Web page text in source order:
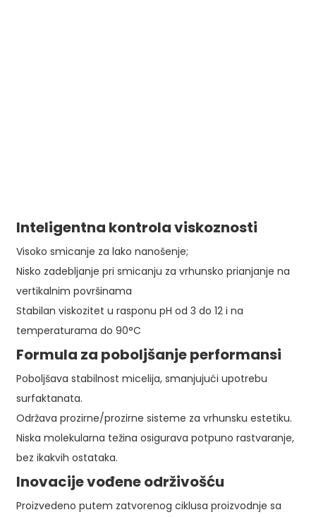
Inteligentna kontrola viskoznosti
Visoko smicanje za lako nanošenje;
Nisko zadebljanje pri smicanju za vrhunsko prianjanje na
vertikalnim površinama
Stabilan viskozitet u rasponu pH od 3 do 12 i na
temperaturama do 90°C
Formula za poboljšanje performansi
Poboljšava stabilnost micelija, smanjujući upotrebu
surfaktanata.
Održava prozirne/prozirne sisteme za vrhunsku estetiku.
Niska molekularna težina osigurava potpuno rastvaranje,
bez ikakvih ostataka.
Inovacije vođene održivošću
Proizvedeno putem zatvorenog ciklusa proizvodnje sa